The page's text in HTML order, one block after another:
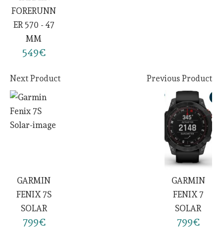
FORERUNN
ER 570 - 47
MM
549€
Next Product
GARMIN
FENIX 7S
SOLAR
799€
Previous Product
GARMIN
FENIX 7
SOLAR
799€